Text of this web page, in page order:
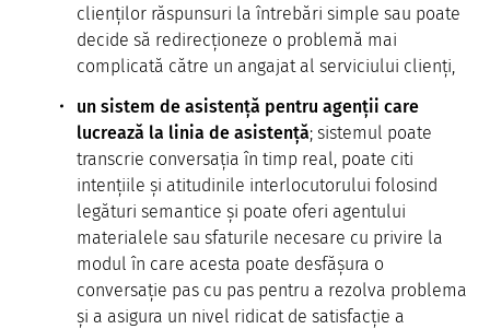
clienților răspunsuri la întrebări simple sau poate
decide să redirecționeze o problemă mai
complicată către un angajat al serviciului clienți,
un sistem de asistență pentru agenții care
lucrează la linia de asistență; sistemul poate
transcrie conversația în timp real, poate citi
intențiile și atitudinile interlocutorului folosind
legături semantice și poate oferi agentului
materialele sau sfaturile necesare cu privire la
modul în care acesta poate desfășura o
conversație pas cu pas pentru a rezolva problema
și a asigura un nivel ridicat de satisfacție a